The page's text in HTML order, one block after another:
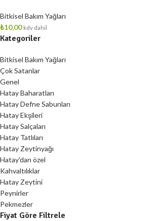
Bitkisel Bakım Yağları
₺10,00 kdv dahil
Kategoriler
Bitkisel Bakım Yağları
Çok Satanlar
Genel
Hatay Baharatları
Hatay Defne Sabunları
Hatay Ekşileri
Hatay Salçaları
Hatay Tatlıları
Hatay Zeytinyağı
Hatay'dan özel
Kahvaltılıklar
Hatay Zeytini
Peynirler
Pekmezler
Fiyat Göre Filtrele